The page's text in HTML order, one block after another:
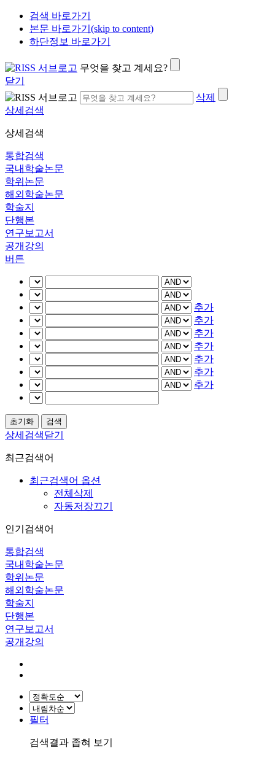
검색 바로가기
본문 바로가기(skip to content)
하단정보 바로가기
무엇을 찾고 계세요?
닫기
삭제
상세검색
상세검색
통합검색
국내학술논문
학위논문
해외학술논문
학술지
단행본
연구보고서
공개강의
버튼
추가
추가
추가
추가
추가
추가
추가
상세검색닫기
최근검색어
최근검색어 옵션
전체삭제
자동저장끄기
인기검색어
통합검색
국내학술논문
학위논문
해외학술논문
학술지
단행본
연구보고서
공개강의
필터
검색결과 좁혀 보기